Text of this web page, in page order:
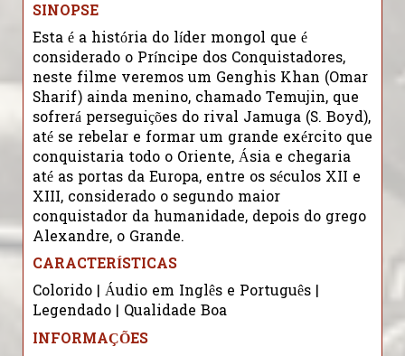
SINOPSE
Esta é a história do líder mongol que é
considerado o Príncipe dos Conquistadores,
neste filme veremos um Genghis Khan (Omar
Sharif) ainda menino, chamado Temujin, que
sofrerá perseguições do rival Jamuga (S. Boyd),
até se rebelar e formar um grande exército que
conquistaria todo o Oriente, Ásia e chegaria
até as portas da Europa, entre os séculos XII e
XIII, considerado o segundo maior
conquistador da humanidade, depois do grego
Alexandre, o Grande.
CARACTERÍSTICAS
Colorido | Áudio em Inglês e Português |
Legendado | Qualidade Boa
INFORMAÇÕES